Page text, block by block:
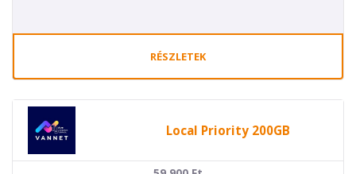
RÉSZLETEK
Local Priority 200GB